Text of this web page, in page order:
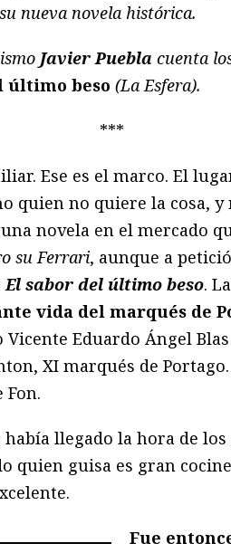
nueva novela histórica.
Javier Puebla cuenta
último beso (La Esfera).
***
Ese es el marco. El
quien no quiere la cosa, y
novela en el mercado
su Ferrari, aunque a
El sabor del último beso.
vida del marqués de
Eduardo Ángel
XI marqués de
había llegado la hora de
quien guisa es gran
Fue